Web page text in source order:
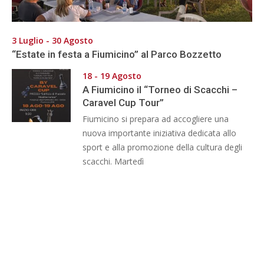
3 Luglio - 30 Agosto
“Estate in festa a Fiumicino” al Parco Bozzetto
18 - 19 Agosto
A Fiumicino il “Torneo di Scacchi –
Caravel Cup Tour”
Fiumicino si prepara ad accogliere una
nuova importante iniziativa dedicata allo
sport e alla promozione della cultura degli
scacchi. Martedì